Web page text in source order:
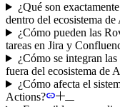
¿Qué son
dentro del ecosistema de
¿Cómo pueden las
tareas en Jira y
¿Cómo se integran
fuera del ecosistema de
¿Cómo afecta el
Actions?